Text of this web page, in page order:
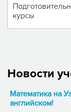
курсы
Новости
Математика на
английском!